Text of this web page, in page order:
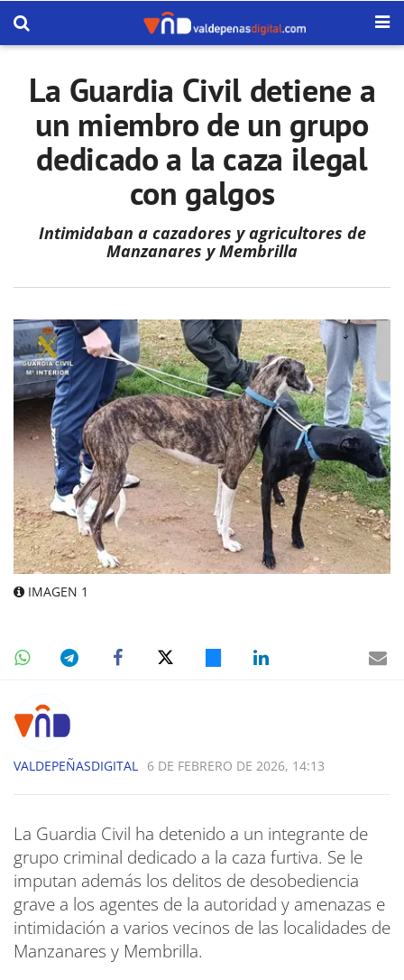
La Guardia Civil detiene a
un miembro de un grupo
dedicado a la caza ilegal
con galgos
Intimidaban a cazadores y agricultores de
Manzanares y Membrilla
IMAGEN 1
VALDEPEÑASDIGITAL 6 DE FEBRERO DE 2026, 14:13
La Guardia Civil ha detenido a un integrante de
grupo criminal dedicado a la caza furtiva. Se le
imputan además los delitos de desobediencia
grave a los agentes de la autoridad y amenazas e
intimidación a varios vecinos de las localidades de
Manzanares y Membrilla.